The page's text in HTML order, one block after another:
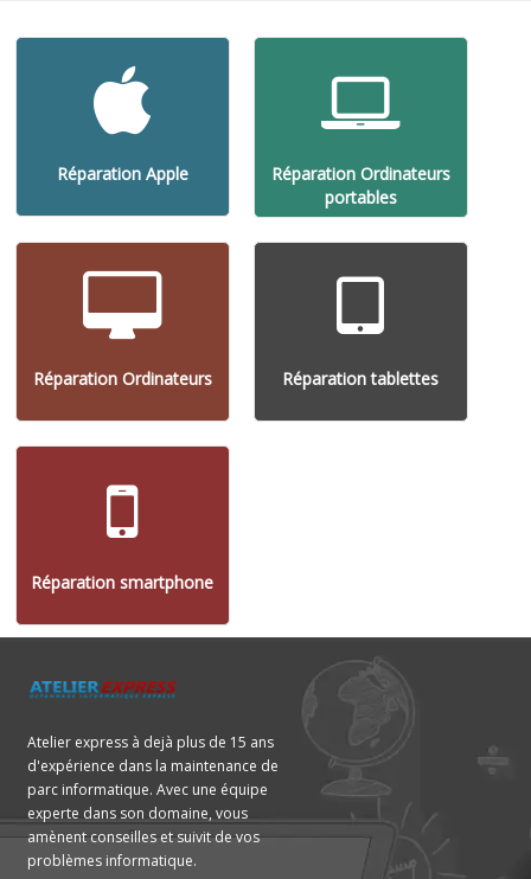
Réparation Apple
Réparation Ordinateurs
portables
Réparation Ordinateurs Réparation tablettes
Réparation smartphone
Atelier express à dejà plus de 15 ans
d'expérience dans la maintenance de
parc informatique. Avec une équipe
experte dans son domaine, vous
amènent conseilles et suivit de vos
problèmes informatique.